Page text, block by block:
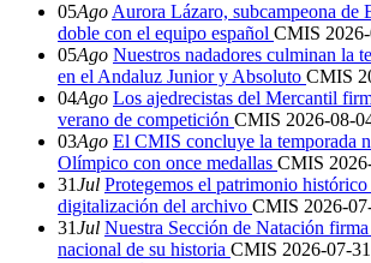
05Ago Aurora Lázaro, subcampeona de
doble con el equipo español CMIS
05Ago Nuestros nadadores culminan la
en el Andaluz Junior y Absoluto CMIS
04Ago Los ajedrecistas del Mercantil
verano de competición CMIS 2026-08-
03Ago El CMIS concluye la temporada
Olímpico con once medallas CMIS
31Jul Protegemos el patrimonio
digitalización del archivo CMIS 2026-
31Jul Nuestra Sección de Natación
nacional de su historia CMIS 2026-07-31